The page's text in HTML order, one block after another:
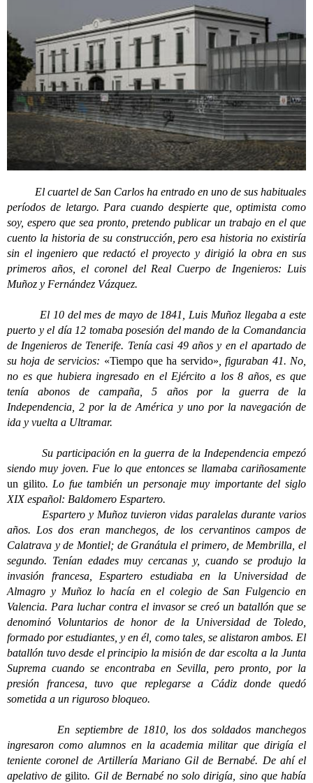
El cuartel de San Carlos ha entrado en uno de sus habituales
períodos de letargo. Para cuando despierte que, optimista como
soy, espero que sea pronto, pretendo publicar un trabajo en el que
cuento la historia de su construcción, pero esa historia no existiría
sin el ingeniero que redactó el proyecto y dirigió la obra en sus
primeros años, el coronel del Real Cuerpo de Ingenieros: Luis
Muñoz y Fernández Vázquez.
El 10 del mes de mayo de 1841, Luis Muñoz llegaba a este
puerto y el día 12 tomaba posesión del mando de la Comandancia
de Ingenieros de Tenerife. Tenía casi 49 años y en el apartado de
su hoja de servicios: «Tiempo que ha servido» , figuraban 41. No,
no es que hubiera ingresado en el Ejército a los 8 años, es que
tenía abonos de campaña, 5 años por la guerra de la
Independencia, 2 por la de América y uno por la navegación de
ida y vuelta a Ultramar.
Su participación en la guerra de la Independencia empezó
siendo muy joven. Fue lo que entonces se llamaba cariñosamente
un gilito. Lo fue también un personaje muy importante del siglo
XIX español: Baldomero Espartero.
Espartero y Muñoz tuvieron vidas paralelas durante varios
años. Los dos eran manchegos, de los cervantinos campos de
Calatrava y de Montiel; de Granátula el primero, de Membrilla, el
segundo. Tenían edades muy cercanas y, cuando se produjo la
invasión francesa, Espartero estudiaba en la Universidad de
Almagro y Muñoz lo hacía en el colegio de San Fulgencio en
Valencia. Para luchar contra el invasor se creó un batallón que se
denominó Voluntarios de honor de la Universidad de Toledo,
formado por estudiantes, y en él, como tales, se alistaron ambos. El
batallón tuvo desde el principio la misión de dar escolta a la Junta
Suprema cuando se encontraba en Sevilla, pero pronto, por la
presión francesa, tuvo que replegarse a Cádiz donde quedó
sometida a un riguroso bloqueo.
En septiembre de 1810, los dos soldados manchegos
ingresaron como alumnos en la academia militar que dirigía el
teniente coronel de Artillería Mariano Gil de Bernabé. De ahí el
apelativo de gilito. Gil de Bernabé no solo dirigía, sino que había